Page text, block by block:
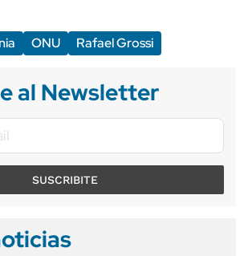
ONU Rafael Grossi
al Newsletter
SUSCRIBITE